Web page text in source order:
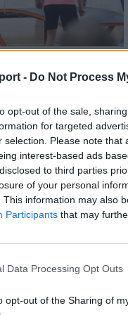
- Do Not Process
opt-out of the sale,
for targeted
selection. Please note
interest-based ads
to third parties
of your personal
This information may also
Participants that may
Data Processing Opt Outs
opt-out of the Sharing of
hogy a
vannak a teqball
részt vettek.
éve a világ első
Európa-
hogy egy
Szabolcs.
voltak eddig is
valamint